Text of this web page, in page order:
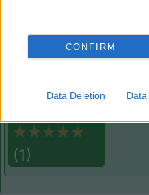
CONFIRM
Data Deletion Data
10
(1)